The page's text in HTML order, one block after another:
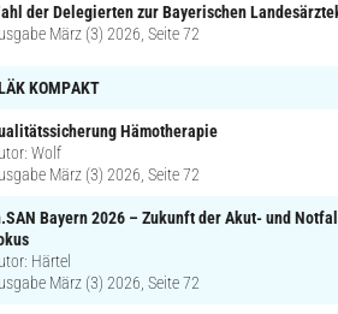
der Delegierten zur Bayerischen
März (3) 2026, Seite 72
KOMPAKT
Hämotherapie
Wolf
März (3) 2026, Seite 72
Bayern 2026 – Zukunft der Akut- und
Härtel
März (3) 2026, Seite 72